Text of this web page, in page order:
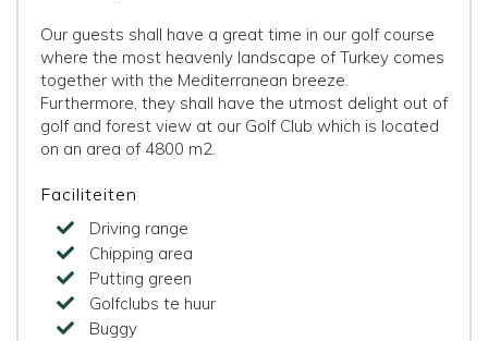
Our guests shall have a great time in our golf course
where the most heavenly landscape of Turkey comes
together with the Mediterranean breeze.
Furthermore, they shall have the utmost delight out of
golf and forest view at our Golf Club which is located
on an area of 4800 m2.
Faciliteiten
Driving range
Chipping area
Putting green
Golfclubs te huur
Buggy